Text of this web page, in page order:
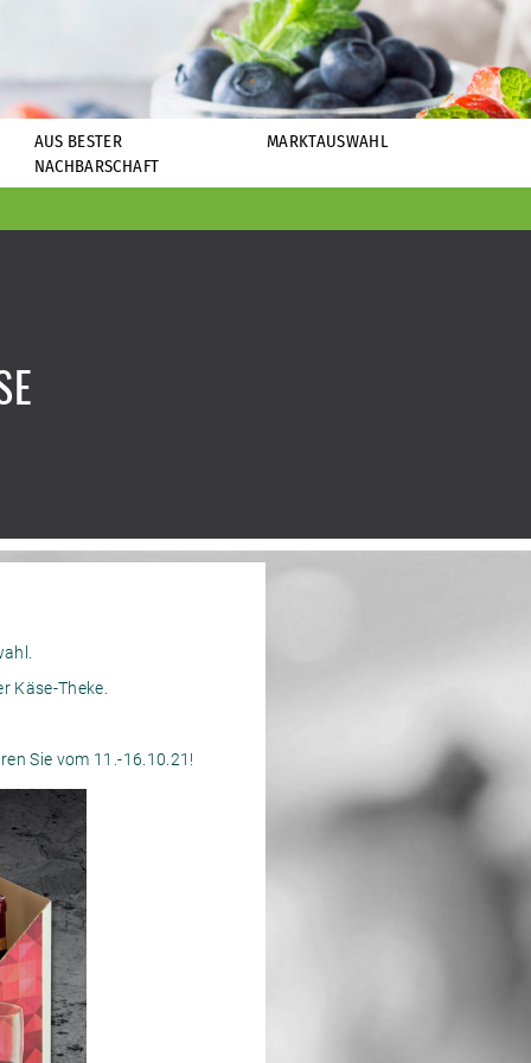
AUS BESTER
NACHBARSCHAFT
MARKTAUSWAHL
Käse-Theke.
Sie vom 11.-16.10.21!